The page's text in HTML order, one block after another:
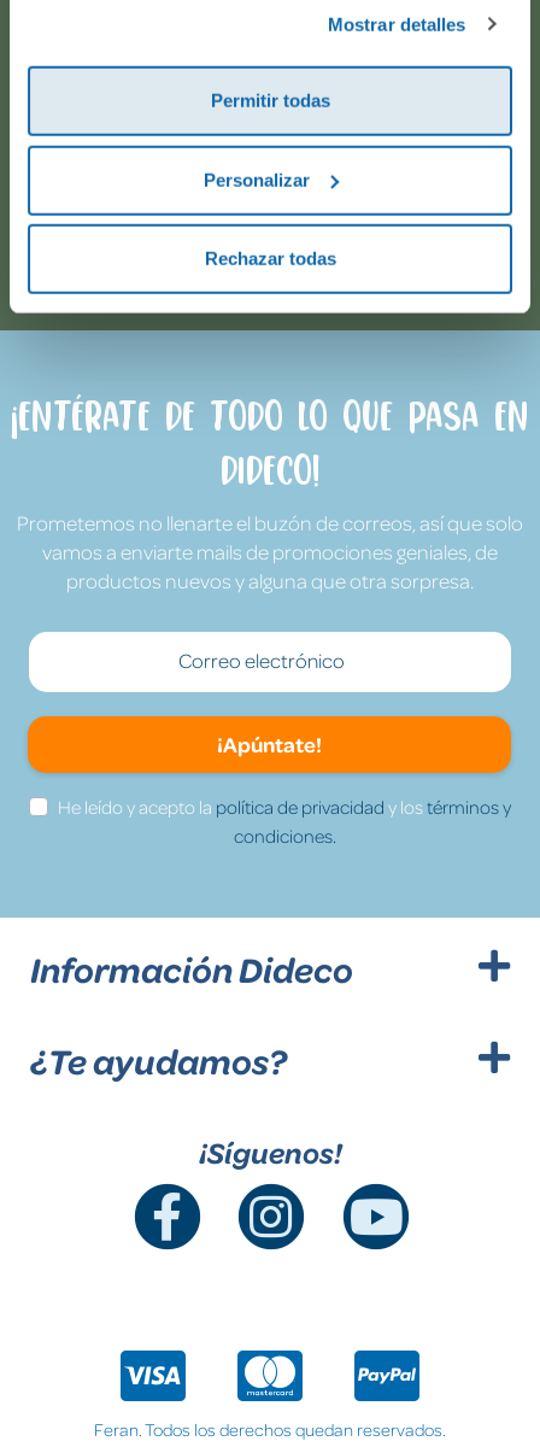
Mostrar detalles
Permitir todas
Personalizar
Rechazar todas
916597360
Correo electrónico
¡Entérate de todo lo que pasa en
Dideco!
Prometemos no llenarte el buzón de correos, así que solo
vamos a enviarte mails de promociones geniales, de
productos nuevos y alguna que otra sorpresa.
¡Apúntate!
He leído y acepto la política de privacidad y lostérminos y
condiciones.
Información Dideco
¿Te ayudamos?
¡Síguenos!
Feran. Todos los derechos quedan reservados.